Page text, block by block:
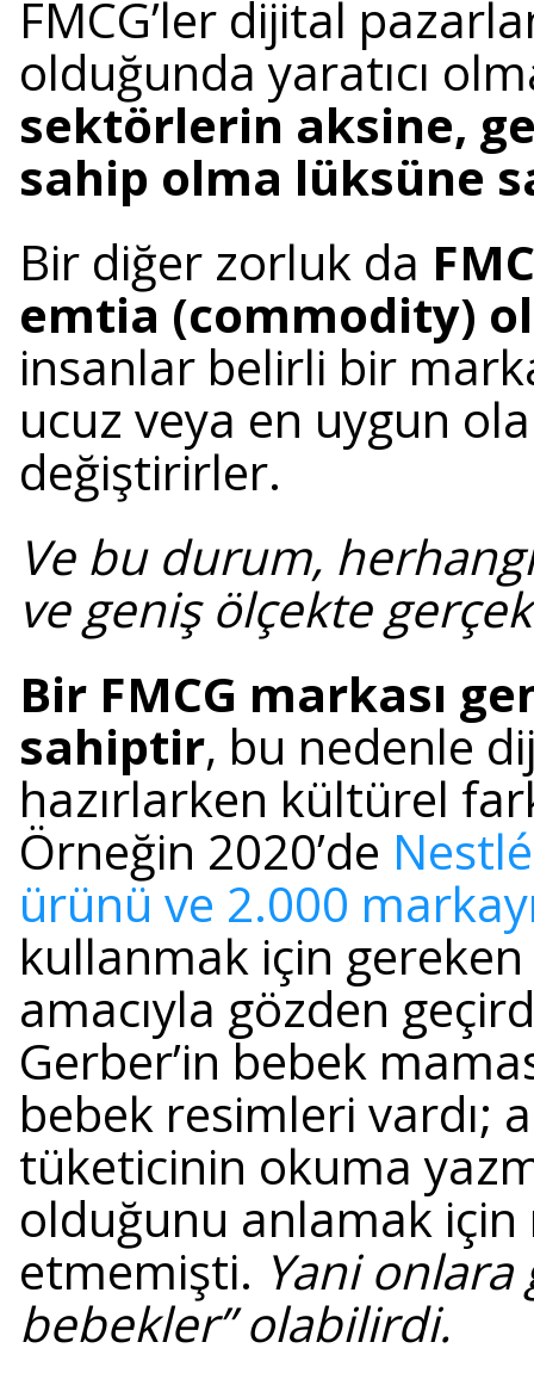
FMCG’ler dijital
olduğunda yaratıcı
sektörlerin aksine,
sahip olma lüksüne
Bir diğer zorluk da
emtia (commodity)
insanlar belirli bir
ucuz veya en uygun
değiştirirler.
Ve bu durum, herhangi
ve geniş ölçekte
Bir FMCG markası
sahiptir, bu nedenle
hazırlarken kültürel
Örneğin 2020’de
ürünü ve 2.000
kullanmak için
amacıyla gözden
Gerber’in bebek
bebek resimleri vardı;
tüketicinin okuma
olduğunu anlamak
etmemişti. Yani
bebekler” olabilirdi.